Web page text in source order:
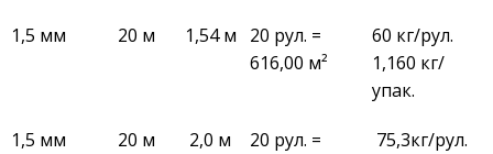
1,5 мм 20 м 1,54 м
20 рул. =
616,00 м²
60 кг/рул.
1,160 кг/
упак.
1,5 мм 20 м 2,0 м
20 рул. =
75,3кг/рул.